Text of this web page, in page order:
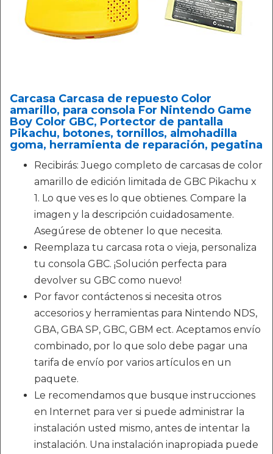
Carcasa Carcasa de repuesto Color
amarillo, para consola For Nintendo Game
Boy Color GBC, Portector de pantalla
Pikachu, botones, tornillos, almohadilla
goma, herramienta de reparación, pegatina
Recibirás: Juego completo de carcasas de color
amarillo de edición limitada de GBC Pikachu x
1. Lo que ves es lo que obtienes. Compare la
imagen y la descripción cuidadosamente.
Asegúrese de obtener lo que necesita.
Reemplaza tu carcasa rota o vieja, personaliza
tu consola GBC. ¡Solución perfecta para
devolver su GBC como nuevo!
Por favor contáctenos si necesita otros
accesorios y herramientas para Nintendo NDS,
GBA, GBA SP, GBC, GBM ect. Aceptamos envío
combinado, por lo que solo debe pagar una
tarifa de envío por varios artículos en un
paquete.
Le recomendamos que busque instrucciones
en Internet para ver si puede administrar la
instalación usted mismo, antes de intentar la
instalación. Una instalación inapropiada puede